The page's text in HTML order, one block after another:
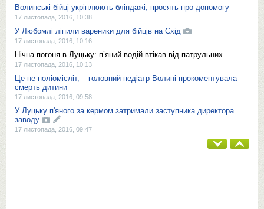
Волинські бійці укріплюють бліндажі, просять про допомогу
17 листопада, 2016, 10:38
У Любомлі ліпили вареники для бійців на Схід
17 листопада, 2016, 10:16
Нічна погоня в Луцьку: п’яний водій втікав від патрульних
17 листопада, 2016, 10:13
Це не поліомієліт, ‒ головний педіатр Волині прокоментувала
смерть дитини
17 листопада, 2016, 09:58
У Луцьку п'яного за кермом затримали заступника директора
заводу
17 листопада, 2016, 09:47